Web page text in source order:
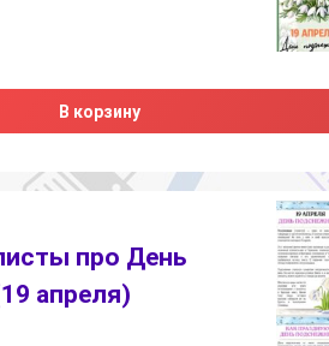
В корзину
про День
апреля)